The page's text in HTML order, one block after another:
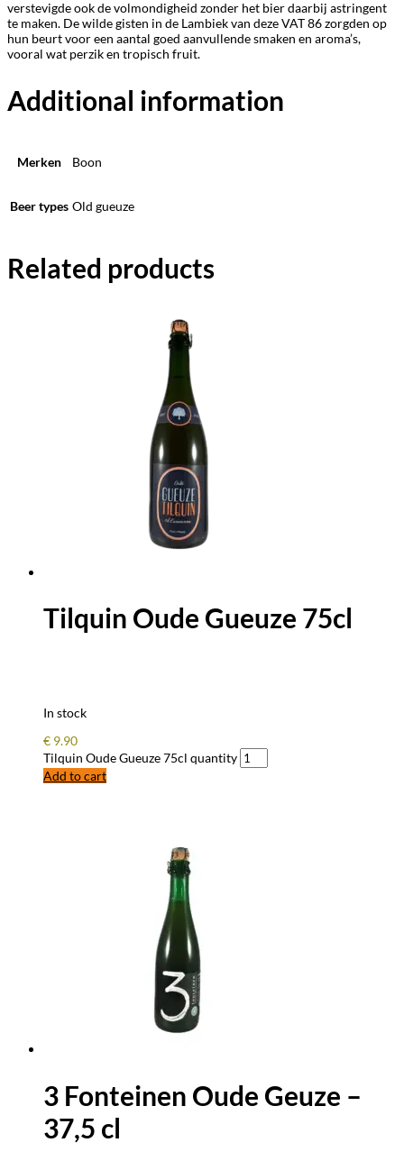
verstevigde ook de volmondigheid zonder het bier daarbij astringent
te maken. De wilde gisten in de Lambiek van deze VAT 86 zorgden op
hun beurt voor een aantal goed aanvullende smaken en aroma’s,
vooral wat perzik en tropisch fruit.
Additional information
Merken Boon
Beer types Old gueuze
Related products
Tilquin Oude Gueuze 75cl
In stock
€ 9.90
Tilquin Oude Gueuze 75cl quantity
Add to cart
3 Fonteinen Oude Geuze –
37,5 cl